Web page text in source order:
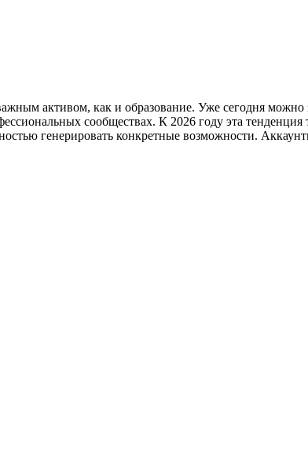
активом, как и образование. Уже сегодня можно
сообществах. К 2026 году эта тенденция
генерировать конкретные возможности.